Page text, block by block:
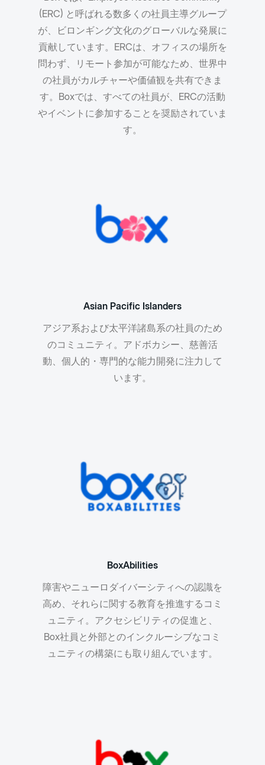
(ERC) と呼ばれる数多くの社員主導グループ
が、ビロンギング文化のグローバルな発展に
貢献しています。ERCは、オフィスの場所を
問わず、リモート参加が可能なため、世界中
の社員がカルチャーや価値観を共有できま
す。Boxでは、すべての社員が、ERCの活動
やイベントに参加することを奨励されていま
す。
Asian Pacific Islanders
アジア系および太平洋諸島系の社員のため
のコミュニティ。アドボカシー、慈善活
動、個人的・専門的な能力開発に注力して
います。
BoxAbilities
障害やニューロダイバーシティへの認識を
高め、それらに関する教育を推進するコミ
ュニティ。アクセシビリティの促進と、
Box社員と外部とのインクルーシブなコミ
ュニティの構築にも取り組んでいます。